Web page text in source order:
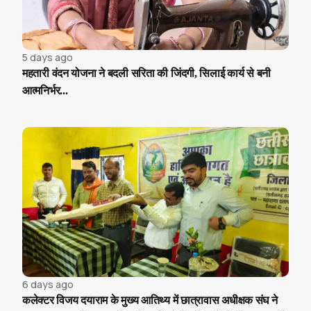
5 days ago
महतारी वंदन योजना ने बदली सरिता की जिंदगी, सिलाई कार्य से बनी
आत्मनिर्भर...
6 days ago
कलेक्टर विजय दयाराम के मुख्य आतिथ्य में छात्रावास अधीक्षक संघ ने